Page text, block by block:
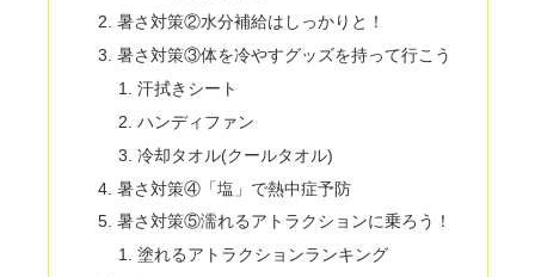
暑さ対策②水分補給はしっかりと！
暑さ対策③体を冷やすグッズを持って行こう
汗拭きシート
ハンディファン
冷却タオル(クールタオル)
暑さ対策④「塩」で熱中症予防
暑さ対策⑤濡れるアトラクションに乗ろう！
塗れるアトラクションランキング